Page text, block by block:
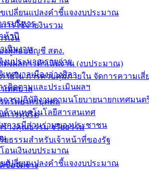
เปลี่ยนแปลงคำชี้แจงงบประมาณ
ารใช้จ่ายงินรวม
รเงิน
งผู้สอบบัญชี สตง.
ดงผลการดำเนินงาน (งบประมาณ)
ายใน การควบคุมภายใน จัดการความเสี่
เทศบาล
ทรัพยากรบุคคล
การทุจริต
ร้างคุณธรรม จริยธรรม
ยธรรมสำหรับเจ้าหน้าที่ของรัฐ
ซื้อจัดจ้าง
รบริหาร
ห้าปี
เนินงาน
บประมาณรายจ่าย
ทศบาลเมืองอ่างศิลา
รติดตามและประเมินผลฯ
การปฏิบัติงานตามนโยบายนายกเทศมนต
านเทคโนโลยีสารสนเทศ
มการมีส่วนร่วมของประชาชน
ณ
อนเงินงบประมาณ
เปลี่ยนแปลงคำชี้แจงงบประมาณ